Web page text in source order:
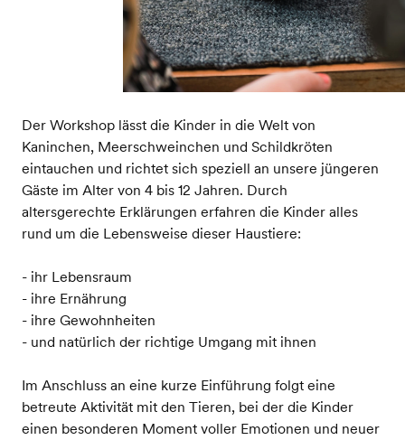
Der Workshop lässt die Kinder in die Welt von
Kaninchen, Meerschweinchen und Schildkröten
eintauchen und richtet sich speziell an unsere jüngeren
Gäste im Alter von 4 bis 12 Jahren. Durch
altersgerechte Erklärungen erfahren die Kinder alles
rund um die Lebensweise dieser Haustiere:
- ihr Lebensraum
- ihre Ernährung
- ihre Gewohnheiten
- und natürlich der richtige Umgang mit ihnen
Im Anschluss an eine kurze Einführung folgt eine
betreute Aktivität mit den Tieren, bei der die Kinder
einen besonderen Moment voller Emotionen und neuer